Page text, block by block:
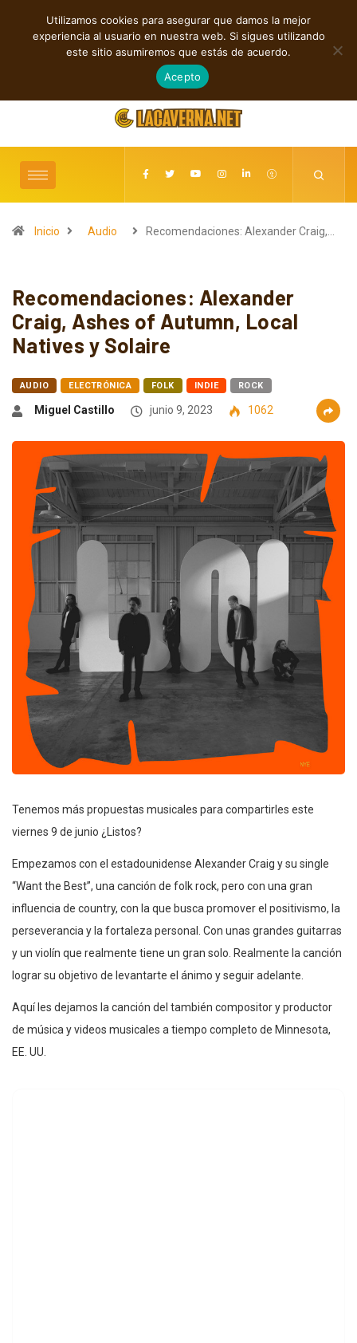
TENDENCIAS
Baldy Crawler cuestiona el odio y la guerra en “Hatred?”
agosto 9, 2026
Inicio Audio Recomendaciones: Alexander Craig,…
Recomendaciones: Alexander
Craig, Ashes of Autumn, Local
Natives y Solaire
AUDIO ELECTRÓNICA FOLK INDIE ROCK
Miguel Castillo junio 9, 2023 1062
Tenemos más propuestas musicales para compartirles este
viernes 9 de junio ¿Listos?
Empezamos con el estadounidense Alexander Craig y su single
“Want the Best”, una canción de folk rock, pero con una gran
influencia de country, con la que busca promover el positivismo, la
perseverancia y la fortaleza personal. Con unas grandes guitarras
y un violín que realmente tiene un gran solo. Realmente la canción
lograr su objetivo de levantarte el ánimo y seguir adelante.
Aquí les dejamos la canción del también compositor y productor
de música y videos musicales a tiempo completo de Minnesota,
EE. UU.
Utilizamos cookies para asegurar que damos la mejor
experiencia al usuario en nuestra web. Si sigues utilizando
este sitio asumiremos que estás de acuerdo.
Acepto